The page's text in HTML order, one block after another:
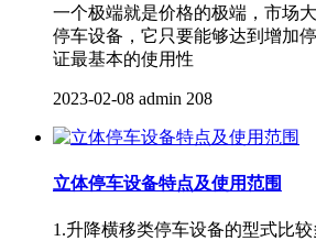
一个极端就是价格的极端，市场
停车设备，它只要能够达到增加
证最基本的使用性
2023-02-08 admin 208
立体停车设备特点及使用范围
1.升降横移类停车设备的型式比